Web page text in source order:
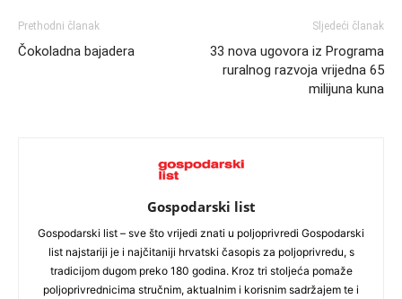
Prethodni članak
Čokoladna bajadera
Sljedeći članak
33 nova ugovora iz Programa
ruralnog razvoja vrijedna 65
milijuna kuna
Gospodarski list
Gospodarski list – sve što vrijedi znati u poljoprivredi Gospodarski
list najstariji je i najčitaniji hrvatski časopis za poljoprivredu, s
tradicijom dugom preko 180 godina. Kroz tri stoljeća pomaže
poljoprivrednicima stručnim, aktualnim i korisnim sadržajem te i